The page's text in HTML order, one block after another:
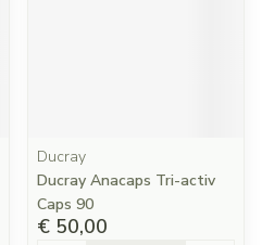
Ducray
Ducray Anacaps Tri-activ
Caps 90
€ 50,00